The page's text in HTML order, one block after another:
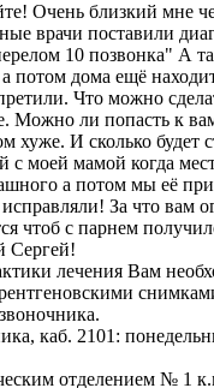
Очень близкий мне
врачи поставили
10 позвонка" А
потом дома ещё
Что можно
Можно ли попасть к
хуже. И сколько будет
с моей мамой когда
а потом мы её
За что вам
чтоб с парнем
Сергей!
лечения Вам
рентгеновскими
каб. 2101:
отделением № 1